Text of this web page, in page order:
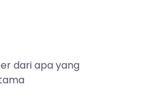
dari apa yang